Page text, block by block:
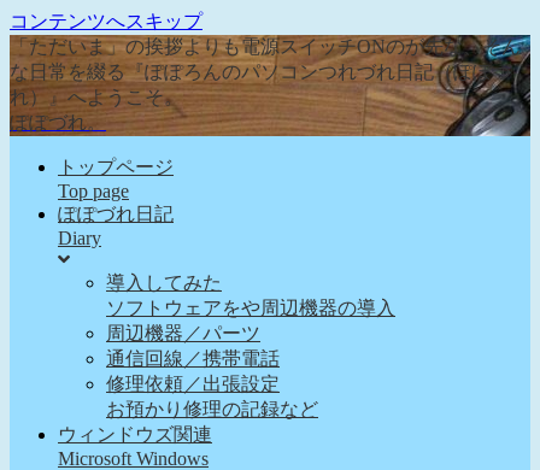
コンテンツへスキップ
「ただいま」の挨拶よりも電源スイッチONのが先な、そん
な日常を綴る『ぽぽろんのパソコンつれづれ日記（ぽぽづ
れ）』へようこそ。
ぽぽづれ。
トップページ
Top page
ぽぽづれ日記
Diary
導入してみた
ソフトウェアをや周辺機器の導入
周辺機器／パーツ
通信回線／携帯電話
修理依頼／出張設定
お預かり修理の記録など
ウィンドウズ関連
Microsoft Windows